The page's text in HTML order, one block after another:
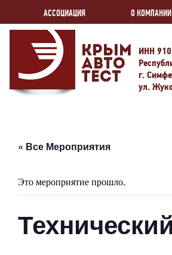
АССОЦИАЦИЯ О КОМПАНИИ
Крым
Авто
Тест
ИНН
г.
ул.
« Все Мероприятия
Это мероприятие прошло.